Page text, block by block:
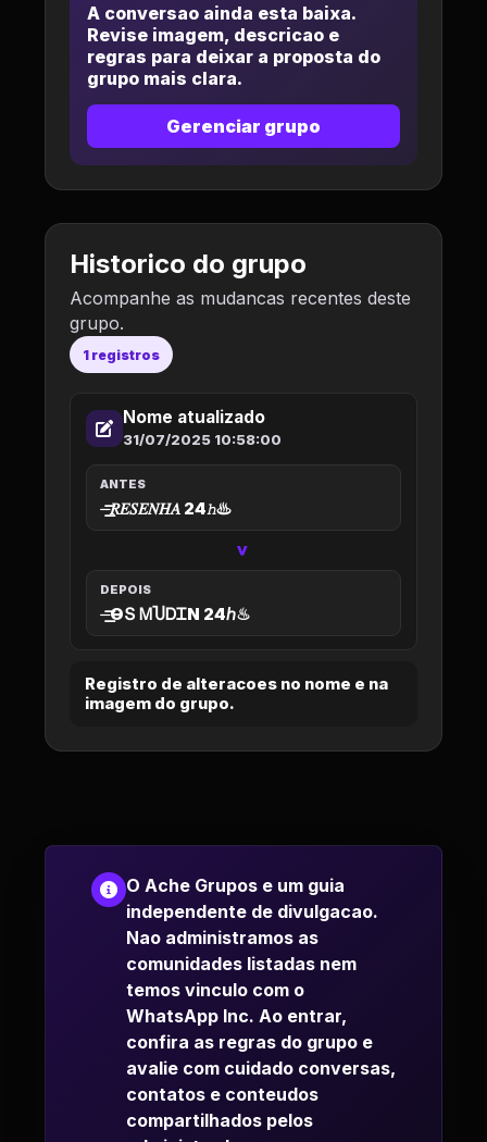
A conversao ainda esta baixa.
Revise imagem, descricao e
regras para deixar a proposta do
grupo mais clara.
Gerenciar grupo
Historico do grupo
Acompanhe as mudancas recentes deste
grupo.
1 registros
Nome atualizado
31/07/2025 10:58:00
ANTES
⏤͟͟͞͞𝑅𝐸𝑆𝐸𝑁𝐻𝐴 24ℎ♨︎
>
DEPOIS
⏤͟͟͞͞ϴՏ ᎷႮᎠᏆΝ 24ℎ♨︎
Registro de alteracoes no nome e na
imagem do grupo.
O Ache Grupos e um guia
independente de divulgacao.
Nao administramos as
comunidades listadas nem
temos vinculo com o
WhatsApp Inc. Ao entrar,
confira as regras do grupo e
avalie com cuidado conversas,
contatos e conteudos
compartilhados pelos